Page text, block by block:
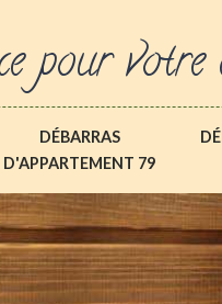
pour
DÉBARRAS
D'APPARTEMENT 79